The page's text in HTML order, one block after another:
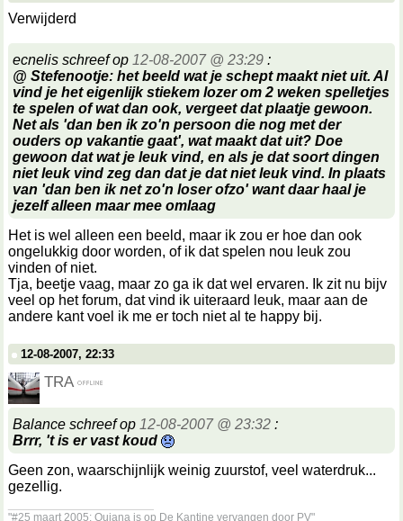
Verwijderd
ecnelis schreef op 12-08-2007 @ 23:29 :
@ Stefenootje: het beeld wat je schept maakt niet uit. Al
vind je het eigenlijk stiekem lozer om 2 weken spelletjes
te spelen of wat dan ook, vergeet dat plaatje gewoon.
Net als 'dan ben ik zo'n persoon die nog met der
ouders op vakantie gaat', wat maakt dat uit? Doe
gewoon dat wat je leuk vind, en als je dat soort dingen
niet leuk vind zeg dan dat je dat niet leuk vind. In plaats
van 'dan ben ik net zo'n loser ofzo' want daar haal je
jezelf alleen maar mee omlaag
Het is wel alleen een beeld, maar ik zou er hoe dan ook
ongelukkig door worden, of ik dat spelen nou leuk zou
vinden of niet.
Tja, beetje vaag, maar zo ga ik dat wel ervaren. Ik zit nu bijv
veel op het forum, dat vind ik uiteraard leuk, maar aan de
andere kant voel ik me er toch niet al te happy bij.
12-08-2007, 22:33
TRA
Balance schreef op 12-08-2007 @ 23:32 :
Brrr, 't is er vast koud
Geen zon, waarschijnlijk weinig zuurstof, veel waterdruk...
gezellig.
"#25 maart 2005: Quiana is op De Kantine vervangen door PV"